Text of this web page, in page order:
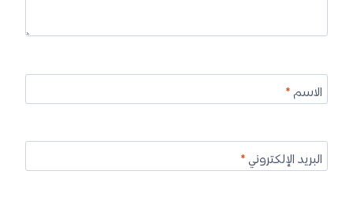
الاسم*
البريد الإلكتروني*